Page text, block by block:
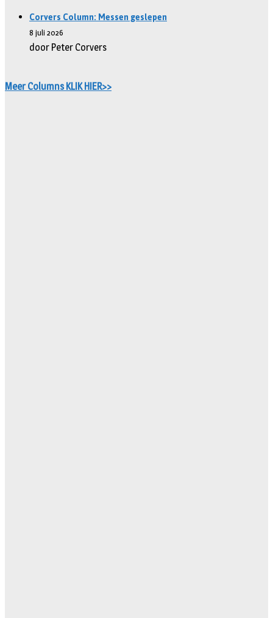
Corvers Column: Messen geslepen
8 juli 2026
door Peter Corvers
Meer Columns KLIK HIER>>